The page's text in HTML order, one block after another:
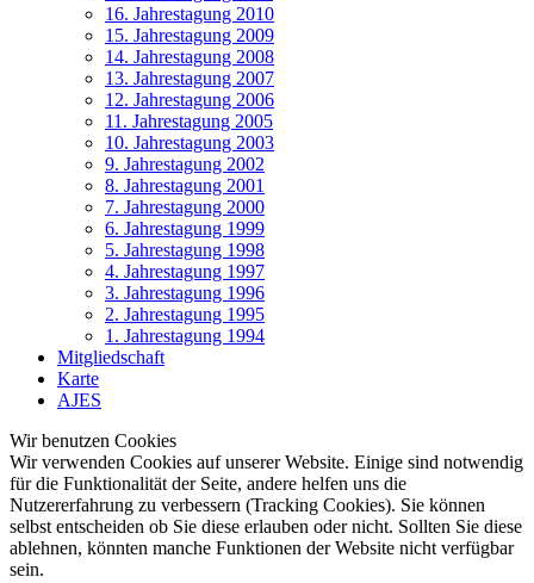
16. Jahrestagung 2010
15. Jahrestagung 2009
14. Jahrestagung 2008
13. Jahrestagung 2007
12. Jahrestagung 2006
11. Jahrestagung 2005
10. Jahrestagung 2003
9. Jahrestagung 2002
8. Jahrestagung 2001
7. Jahrestagung 2000
6. Jahrestagung 1999
5. Jahrestagung 1998
4. Jahrestagung 1997
3. Jahrestagung 1996
2. Jahrestagung 1995
1. Jahrestagung 1994
Mitgliedschaft
Karte
AJES
Wir benutzen Cookies
Wir verwenden Cookies auf unserer Website. Einige sind notwendig
für die Funktionalität der Seite, andere helfen uns die
Nutzererfahrung zu verbessern (Tracking Cookies). Sie können
selbst entscheiden ob Sie diese erlauben oder nicht. Sollten Sie diese
ablehnen, könnten manche Funktionen der Website nicht verfügbar
sein.